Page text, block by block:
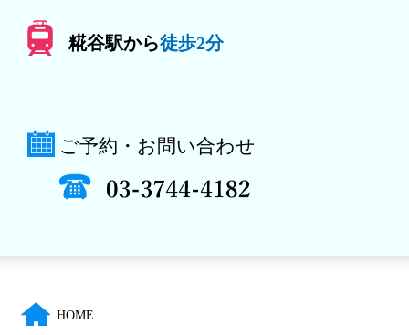
糀谷駅から徒歩2分
ご予約・お問い合わせ
HOME